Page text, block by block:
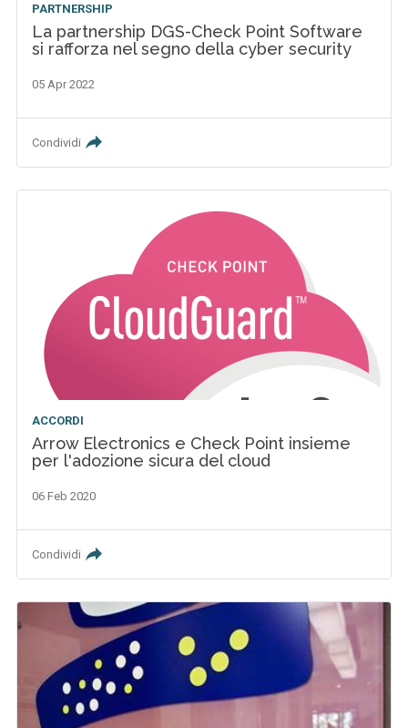
PARTNERSHIP
La partnership DGS-Check Point Software
si rafforza nel segno della cyber security
05 Apr 2022
Condividi
ACCORDI
Arrow Electronics e Check Point insieme
per l'adozione sicura del cloud
06 Feb 2020
Condividi